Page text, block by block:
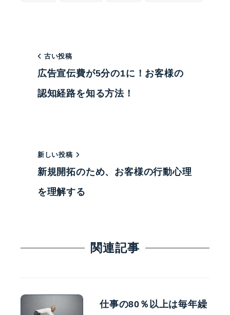
古い投稿
広告宣伝費が5分の1に！お客様の
認知経路を知る方法！
新しい投稿
新規開拓のため、お客様の行動心理
を理解する
関連記事
仕事の80％以上は毎年繰